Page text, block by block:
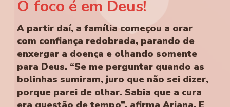
O foco é em Deus!
A partir daí, a família começou a orar
com confiança redobrada, parando de
enxergar a doença e olhando somente
para Deus. “Se me perguntar quando as
bolinhas sumiram, juro que não sei dizer,
porque parei de olhar. Sabia que a cura